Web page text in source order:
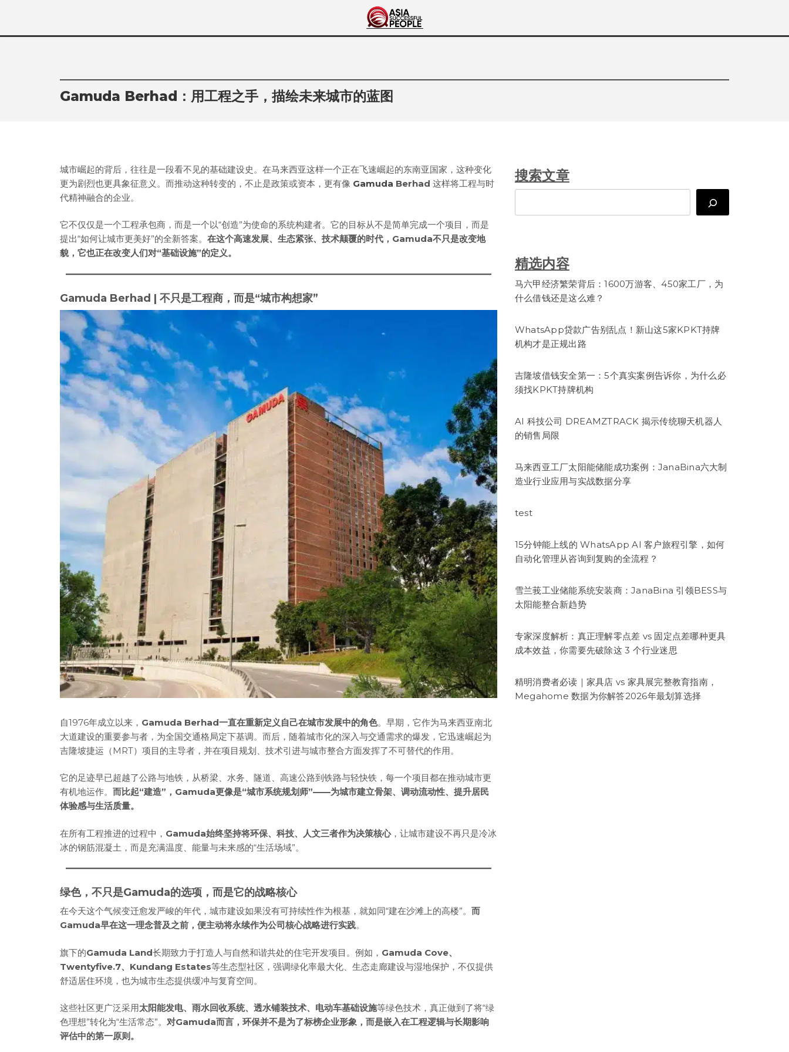
content
Asia Successful
亚洲成功人士的传奇故事
Gamuda Berhad：用工程之手，描绘未来城市的蓝图
城市崛起的背后，往往是一段看不见的基础建设史。在马来西亚这样一个正在飞速崛起的东南亚国家，这种变化
更为剧烈也更具象征意义。而推动这种转变的，不止是政策或资本，更有像 Gamuda Berhad 这样将工程与时
代精神融合的企业。
它不仅仅是一个工程承包商，而是一个以“创造”为使命的系统构建者。它的目标从不是简单完成一个项目，而是
提出“如何让城市更美好”的全新答案。 在这个高速发展、生态紧张、技术颠覆的时代，Gamuda不只是改变地
貌，它也正在改变人们对“基础设施”的定义。
Gamuda Berhad | 不只是工程商，而是“城市构想家”
自1976年成立以来， Gamuda Berhad一直在重新定义自己在城市发展中的角色。早期，它作为马来西亚南北
大道建设的重要参与者，为全国交通格局定下基调。而后，随着城市化的深入与交通需求的爆发，它迅速崛起为
吉隆坡捷运（MRT）项目的主导者，并在项目规划、技术引进与城市整合方面发挥了不可替代的作用。
它的足迹早已超越了公路与地铁，从桥梁、水务、隧道、高速公路到铁路与轻快铁，每一个项目都在推动城市更
有机地运作。 而比起“建造”，Gamuda更像是“城市系统规划师”——为城市建立骨架、调动流动性、提升居民
体验感与生活质量。
在所有工程推进的过程中， Gamuda始终坚持将环保、科技、人文三者作为决策核心，让城市建设不再只是冷冰
冰的钢筋混凝土，而是充满温度、能量与未来感的“生活场域”。
绿色，不只是Gamuda的选项，而是它的战略核心
在今天这个气候变迁愈发严峻的年代，城市建设如果没有可持续性作为根基，就如同“建在沙滩上的高楼”。 而
Gamuda早在这一理念普及之前，便主动将永续作为公司核心战略进行实践。
旗下的Gamuda Land长期致力于打造人与自然和谐共处的住宅开发项目。例如， Gamuda Cove、
Twentyfive.7、Kundang Estates等生态型社区，强调绿化率最大化、生态走廊建设与湿地保护，不仅提供
舒适居住环境，也为城市生态提供缓冲与复育空间。
这些社区更广泛采用太阳能发电、雨水回收系统、透水铺装技术、电动车基础设施等绿色技术，真正做到了将“绿
色理想”转化为“生活常态”。 对Gamuda而言，环保并不是为了标榜企业形象，而是嵌入在工程逻辑与长期影响
评估中的第一原则。
搜索文章
精选内容
马六甲经济繁荣背后：1600万游客、450家工厂，为
什么借钱还是这么难？
WhatsApp贷款广告别乱点！新山这5家KPKT持牌
机构才是正规出路
吉隆坡借钱安全第一：5个真实案例告诉你，为什么必
须找KPKT持牌机构
AI 科技公司 DREAMZTRACK 揭示传统聊天机器人
的销售局限
马来西亚工厂太阳能储能成功案例：JanaBina六大制
造业行业应用与实战数据分享
test
15分钟能上线的 WhatsApp AI 客户旅程引擎，如何
自动化管理从咨询到复购的全流程？
雪兰莪工业储能系统安装商：JanaBina 引领BESS与
太阳能整合新趋势
专家深度解析：真正理解零点差 vs 固定点差哪种更具
成本效益，你需要先破除这 3 个行业迷思
精明消费者必读｜家具店 vs 家具展完整教育指南，
Megahome 数据为你解答2026年最划算选择